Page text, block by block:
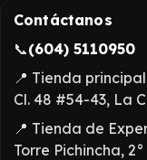
Contáctanos
📞(604) 5110950
📍 Tienda
Cl. 48 #54-43, La
📍 Tienda de
Torre Pichincha,